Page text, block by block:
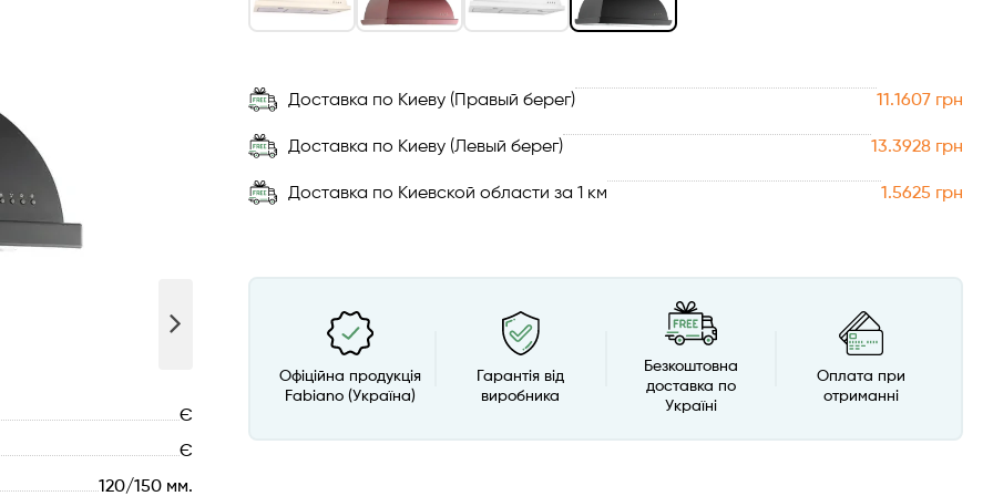
Є
Є
120/150 мм.
Доставка по Киеву (Правый берег) 11.1607 грн
Доставка по Киеву (Левый берег) 13.3928 грн
Доставка по Киевской области за 1 км 1.5625 грн
Офіційна продукція
Fabiano (Україна)
Гарантія від
виробника
Безкоштовна
доставка по
Україні
Оплата при
отриманні